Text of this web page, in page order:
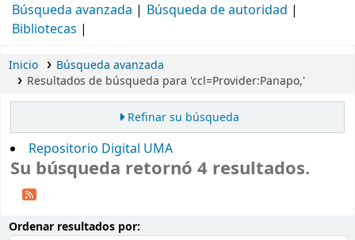
Búsqueda avanzada
Búsqueda de autoridad
Bibliotecas
Inicio
Búsqueda avanzada
Resultados de búsqueda para 'ccl=Provider:Panapo,'
Refinar su búsqueda
Repositorio Digital UMA
Su búsqueda retornó 4 resultados.
Ordenar resultados por: